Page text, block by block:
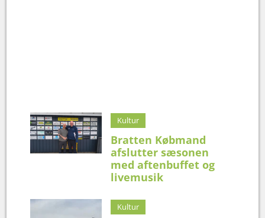
Kultur
Bratten Købmand
afslutter sæsonen
med aftenbuffet og
livemusik
Kultur